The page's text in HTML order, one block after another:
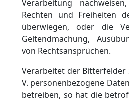
Verarbeitung
Rechten und Freiheiten
überwiegen, oder die
Geltendmachung,
von Rechtsansprüchen.
Verarbeitet der Bitterfelder
V. personenbezogene
betreiben, so hat die